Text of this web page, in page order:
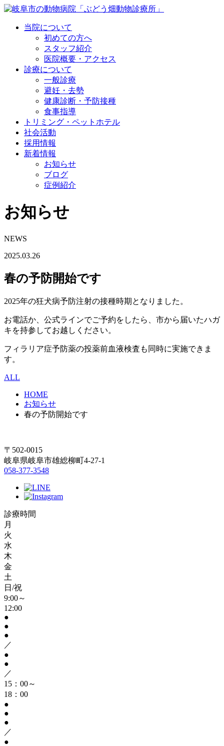
当院について
初めての方へ
スタッフ紹介
医院概要・アクセス
診療について
一般診療
避妊・去勢
健康診断・予防接種
食事指導
トリミング・ペットホテル
社会活動
採用情報
新着情報
お知らせ
ブログ
症例紹介
お知らせ
NEWS
2025.03.26
春の予防開始です
2025年の狂犬病予防注射の接種時期となりました。
お電話か、公式ラインでご予約をしたら、市から届いたハガ
キを持参してお越しください。
フィラリア症予防薬の投薬前血液検査も同時に実施できま
す。
ALL
HOME
お知らせ
春の予防開始です
〒502-0015
岐阜県岐阜市雄総柳町4-27-1
058-377-3548
診療時間
月
火
水
木
金
土
日/祝
9:00～
12:00
●
●
●
／
●
●
／
15：00～
18：00
●
●
●
／
●